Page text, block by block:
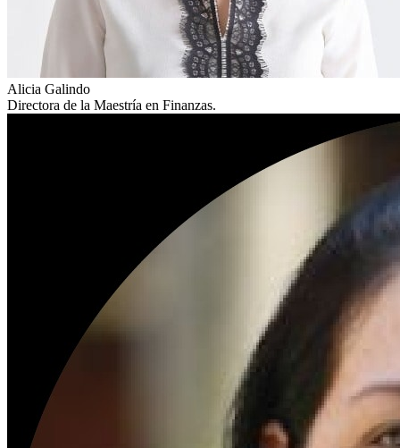
Alicia Galindo
Directora de la Maestría en Finanzas.